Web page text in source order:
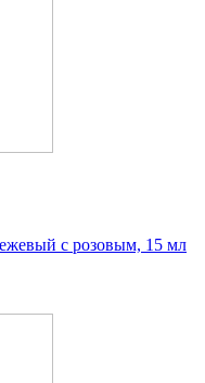
с розовым, 15 мл